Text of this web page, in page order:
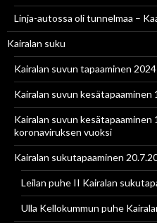
Linja-autossa oli tunnelmaa –
Kairalan suku
Kairalan suvun tapaaminen 2024
Kairalan suvun kesätapaaminen
Kairalan suvun
koronaviruksen vuoksi
Kairalan sukutapaaminen
Leilan puhe II Kairalan
Ulla Kellokummun puhe